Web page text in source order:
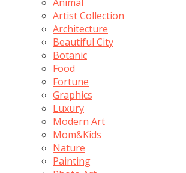
Artist Collection
Architecture
Beautiful City
Botanic
Food
Fortune
Graphics
Luxury
Modern Art
Mom&Kids
Nature
Painting